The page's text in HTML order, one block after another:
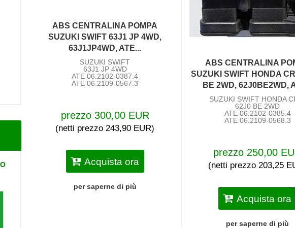
ABS CENTRALINA POMPA
SUZUKI SWIFT 63J1 JP 4WD,
63J1JP4WD, ATE...
SUZUKI SWIFT
63J1 JP 4WD
ATE 06.2102-0387.4
ATE 06.2109-0567.3
prezzo 300,00 EUR
(netti prezzo 243,90 EUR)
Acquista ora
per saperne di più
ABS CENTRALINA
SUZUKI SWIFT HONDA
BE 2WD, 62J0BE2WD,
SUZUKI SWIFT HONDA
62J0 BE 2WD
ATE 06.2102-0385.4
ATE 06.2109-0568.3
prezzo 250,00
(netti prezzo 203,25
Acquista ora
per saperne di più